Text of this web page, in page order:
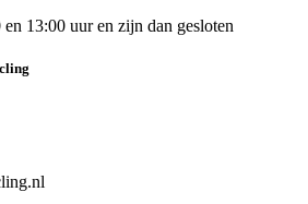
13:00 uur en zijn dan gesloten